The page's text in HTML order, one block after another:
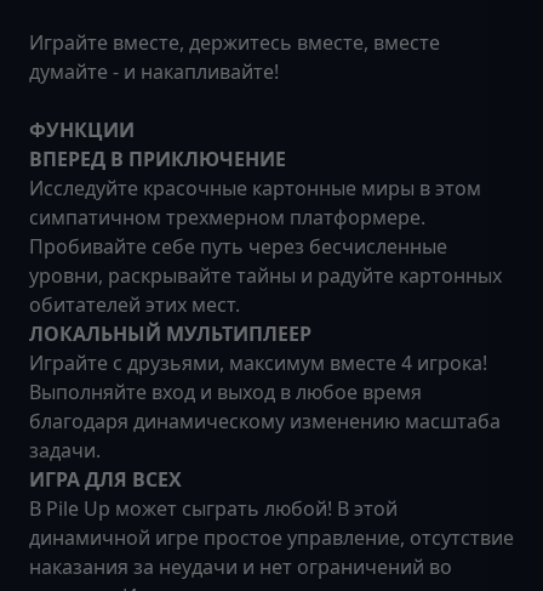
Играйте вместе, держитесь вместе, вместе
думайте - и накапливайте!
ФУНКЦИИ
ВПЕРЕД В ПРИКЛЮЧЕНИЕ
Исследуйте красочные картонные миры в этом
симпатичном трехмерном платформере.
Пробивайте себе путь через бесчисленные
уровни, раскрывайте тайны и радуйте картонных
обитателей этих мест.
ЛОКАЛЬНЫЙ МУЛЬТИПЛЕЕР
Играйте с друзьями, максимум вместе 4 игрока!
Выполняйте вход и выход в любое время
благодаря динамическому изменению масштаба
задачи.
ИГРА ДЛЯ ВСЕХ
В Pile Up может сыграть любой! В этой
динамичной игре простое управление, отсутствие
наказания за неудачи и нет ограничений во